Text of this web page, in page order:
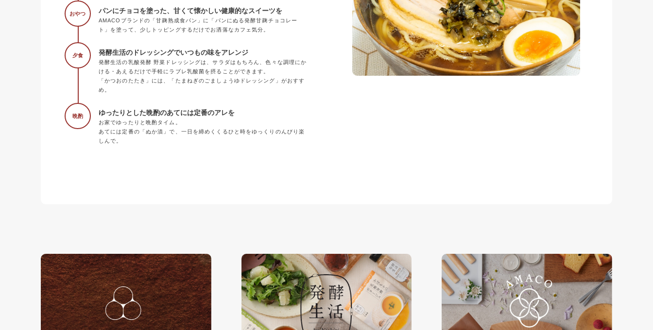
おやつ パンにチョコを塗った、甘くて懐かしい健康的なスイーツを
AMACOブランドの「甘麹熟成食パン」に「パンにぬる発酵甘麹チョコレー
ト」を塗って、少しトッピングするだけでお洒落なカフェ気分。
夕食 発酵生活のドレッシングでいつもの味をアレンジ
発酵生活の乳酸発酵 野菜ドレッシングは、サラダはもちろん、色々な調理にか
ける・あえるだけで手軽にラブレ乳酸菌を摂ることができます。
「かつおのたたき」には、「たまねぎのごましょうゆドレッシング」がおすす
め。
晩酌 ゆったりとした晩酌のあてには定番のアレを
お家でゆったりと晩酌タイム。
あてには定番の「ぬか漬」で、一日を締めくくるひと時をゆっくりのんびり楽
しんで。